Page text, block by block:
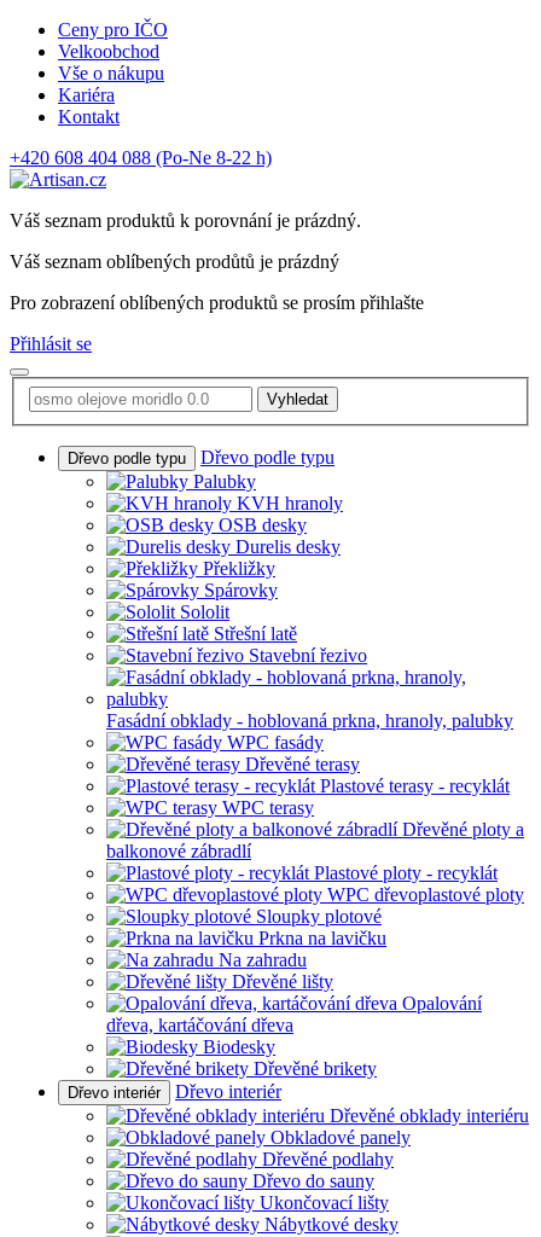
Ceny pro IČO
Velkoobchod
Vše o nákupu
Kariéra
Kontakt
+420 608 404 088 (Po-Ne 8-22 h)
Váš seznam produktů k porovnání je prázdný.
Váš seznam oblíbených prodůtů je prázdný
Pro zobrazení oblíbených produktů se prosím přihlašte
Přihlásit se
Vyhledat
Dřevo podle typu
Dřevo podle typu
Palubky
KVH hranoly
OSB desky
Durelis desky
Překližky
Spárovky
Sololit
Střešní latě
Stavební řezivo
Fasádní obklady - hoblovaná prkna, hranoly, palubky
WPC fasády
Dřevěné terasy
Plastové terasy - recyklát
WPC terasy
Dřevěné ploty a
balkonové zábradlí
Plastové ploty - recyklát
WPC dřevoplastové ploty
Sloupky plotové
Prkna na lavičku
Na zahradu
Dřevěné lišty
Opalování
dřeva, kartáčování dřeva
Biodesky
Dřevěné brikety
Dřevo interiér
Dřevo interiér
Dřevěné obklady interiéru
Obkladové panely
Dřevěné podlahy
Dřevo do sauny
Ukončovací lišty
Nábytkové desky